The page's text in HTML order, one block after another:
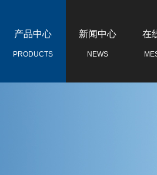
产品中心
PRODUCTS
新闻中心
NEWS
在